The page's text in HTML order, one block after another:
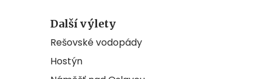
Další výlety
Rešovské vodopády
Hostýn